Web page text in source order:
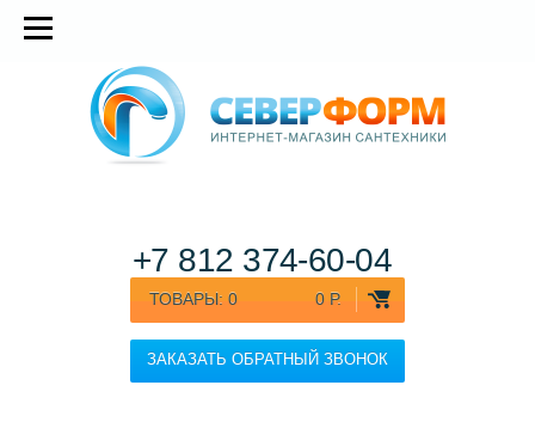
ТОВАРЫ: 0 0 Р.
ЗАКАЗАТЬ ОБРАТНЫЙ ЗВОНОК
+7 812 374-60-04